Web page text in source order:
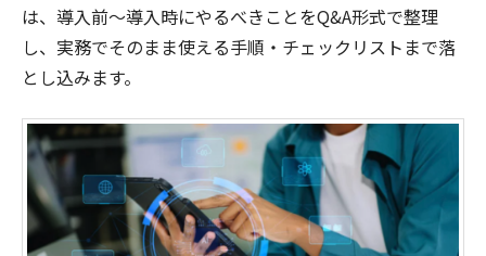
は、導入前〜導入時にやるべきことをQ&A形式で整理
し、実務でそのまま使える手順・チェックリストまで落
とし込みます。